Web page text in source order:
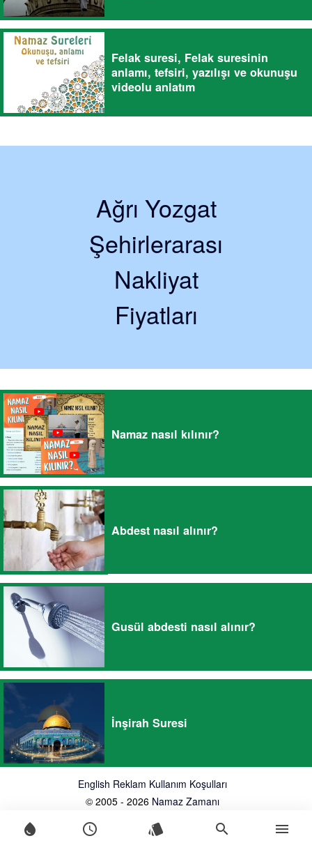
water_drop schedule style search menu
Felak suresi, Felak suresinin
anlamı, tefsiri, yazılışı ve okunuşu
videolu anlatım
Ağrı Yozgat
Şehirlerarası
Nakliyat
Fiyatları
Namaz nasıl kılınır?
Abdest nasıl alınır?
Gusül abdesti nasıl alınır?
İnşirah Suresi
English Reklam Kullanım Koşulları
© 2005 - 2026 Namaz Zamanı